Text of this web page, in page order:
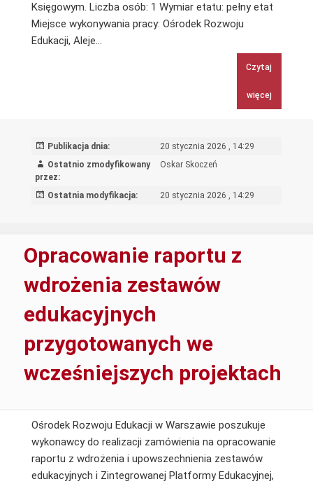
Księgowym. Liczba osób: 1 Wymiar etatu: pełny etat
Miejsce wykonywania pracy: Ośrodek Rozwoju
Edukacji, Aleje…
Czytaj
więcej
Publikacja dnia:
20 stycznia 2026 , 14:29
Ostatnio zmodyfikowany
przez:
Oskar Skoczeń
Ostatnia modyfikacja: 20 stycznia 2026 , 14:29
Opracowanie raportu z
wdrożenia zestawów
edukacyjnych
przygotowanych we
wcześniejszych projektach
Ośrodek Rozwoju Edukacji w Warszawie poszukuje
wykonawcy do realizacji zamówienia na opracowanie
raportu z wdrożenia i upowszechnienia zestawów
edukacyjnych i Zintegrowanej Platformy Edukacyjnej,